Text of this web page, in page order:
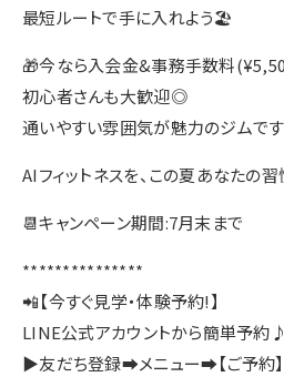
最短ルートで手に入れよう🏖
🎁今なら入会金&事務手数料
初心者さんも大歓迎◎
通いやすい雰囲気が魅力のジムです
AIフィットネスを、この夏あなたの習
📆キャンペーン期間:7月末まで
***************
📲【今すぐ見学・体験予約!】
LINE公式アカウントから簡単予約♪
▶友だち登録➡メニュー➡【ご予約】